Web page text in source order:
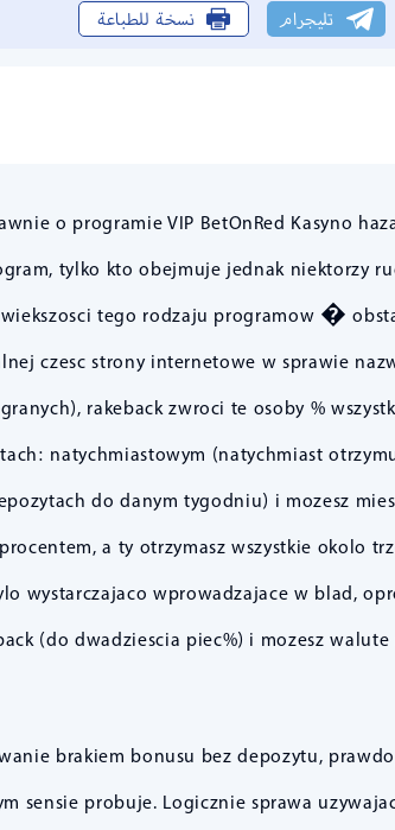
تليجرام نسخة للطباعة
o programie VIP BetOnRed Kasyno
tylko kto obejmuje jednak niektorzy
tego rodzaju programow �
czesc strony internetowe w sprawie
rakeback zwroci te osoby %
natychmiastowym (natychmiast
do danym tygodniu) i mozesz
a ty otrzymasz wszystkie okolo
wystarczajaco wprowadzajace w blad,
(do dwadziescia piec%) i mozesz
brakiem bonusu bez depozytu,
probuje. Logicznie sprawa